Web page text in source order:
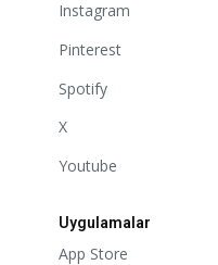
Instagram
Pinterest
Spotify
X
Youtube
Uygulamalar
App Store